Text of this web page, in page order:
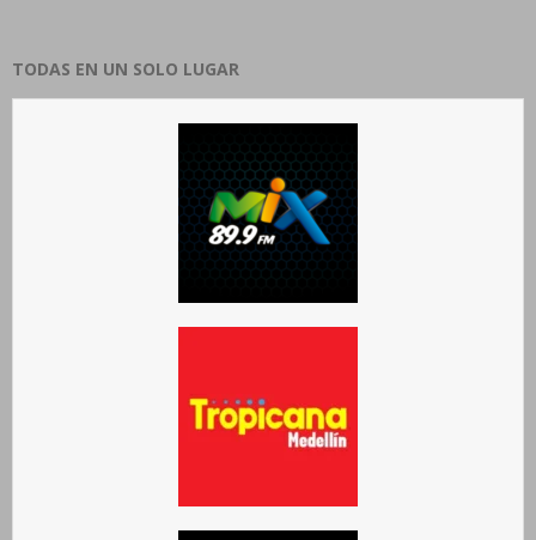
TODAS EN UN SOLO LUGAR